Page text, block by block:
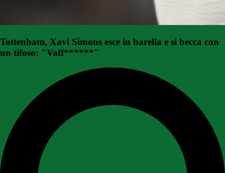
Tottenham, Xavi Simons esce in barella e si becca con
un tifoso: "Vaff******"